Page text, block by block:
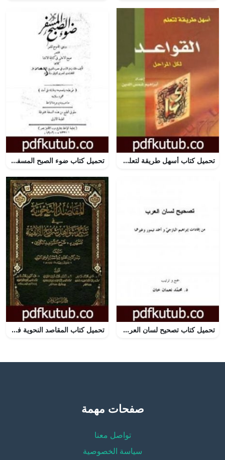
تحميل كتاب أسهل طريقة لتعلم القواعد النحوية لكل المراحل PDF تأليف إبراهيم شمس الدين مجانا [كامل] تحميل كتاب ضوء الصبح المسفر و جنى الدوح المثمر مختصر صبح الأعشى في كتابة الإنشا PDF تأليف أبو العباس القلقشندي مجانا [كامل]
تحميل كتاب تصحيح لسان العرب – نسخة أخرى PDF تأليف أحمد تيمور باشا مجانا [كامل] تحميل كتاب المقاصد النحوية في شرح شواهد شروح الألفية المشهور بشرح الشواهد الكبرى PDF تأليف بدر الدين العيني مجانا [كامل]
صفحات مهمة
تواصل معنا
سياسة الخصوصية